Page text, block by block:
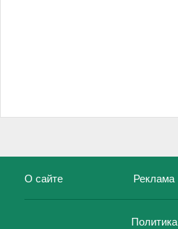
О сайте Реклама
Политика